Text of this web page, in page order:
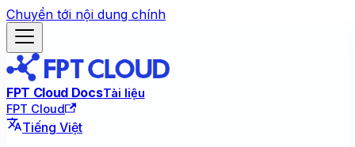
Chuyển tới nội dung chính
FPT Cloud DocsTài liệu
FPT Cloud
Tiếng Việt